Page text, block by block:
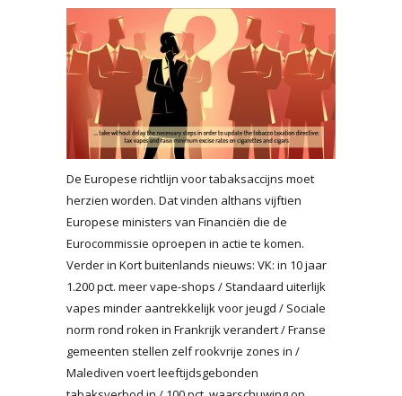
De Europese richtlijn voor tabaksaccijns moet
herzien worden. Dat vinden althans vijftien
Europese ministers van Financiën die de
Eurocommissie oproepen in actie te komen.
Verder in Kort buitenlands nieuws: VK: in 10 jaar
1.200 pct. meer vape-shops / Standaard uiterlijk
vapes minder aantrekkelijk voor jeugd / Sociale
norm rond roken in Frankrijk verandert / Franse
gemeenten stellen zelf rookvrije zones in /
Malediven voert leeftijdsgebonden